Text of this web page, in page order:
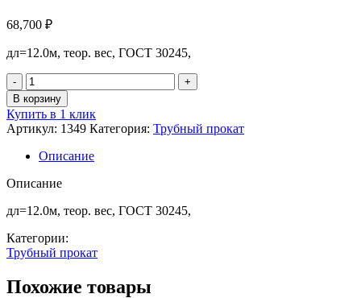
68,700 ₽
дл=12.0м, теор. вес, ГОСТ 30245,
Количество
товара
Труба
проф.
100х100
х3.0
ст3сп/
пс5
В корзину
Купить в 1 клик
Артикул: 1349 Категория: Трубный прокат
Описание
Описание
дл=12.0м, теор. вес, ГОСТ 30245,
Категории:
Трубный прокат
Похожие товары